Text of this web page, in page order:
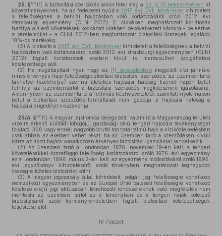
25. § 96 (1) A biztosítási szerződés akkor felel meg a 24. § (1) bekezdésében írt
követelményeknek, ha az fedezetet nyújt a 2017. évi CVII. törvénnyel kihirdetett
a felelősségnek a belvízi hajózásban való korlátozásáról szóló 2012. évi
strasbourgi egyezmény (CLNI 2012) 2. cikkében meghatározott korlátozás
hatálya alá eső követelések kockázati körében bekövetkezett károkra – beleértve
a sérelemdíjat – a CLNI 2012-ben meghatározott biztosítási összegek legalább
10%-os mértékéig.
(2) A biztosító a 2017. évi CVII. törvénnyel kihirdetett a felelősségnek a belvízi
hajózásban való korlátozásáról szóló 2012. évi strasbourgi egyezményben (CLNI
2012) foglalt korlátozások esetein kívül is mentesülhet szolgáltatási
kötelezettsége alól.
(3) Ha megállapítást nyer, hogy az (1) bekezdésben megjelölt vízi járműre
nincs érvényes hajó-felelősségbiztosítási biztosítási szerződés, az üzembentartó
lakhelye (székhelye) szerinti illetékes hajózási hatóság tizenöt napon belül
felhívja az üzembentartót a biztosítási szerződés megkötésének igazolására.
Amennyiben az üzembentartó a felhívás kézhezvételétől számított nyolc napon
belül a biztosítási szerződés fennállását nem igazolja, a hajózási hatóság a
hajózási engedélyt visszavonja.
25/A. § 97 (1) A magyar lajstromba bejegyzett, valamint a Magyarország területi
vizeire érkező külföldi lobogójú, gazdasági célú tengeri hajózási tevékenységet
folytató, 300 vagy ennél nagyobb bruttó tonnatartalmú hajó a víziközlekedésben
csak abban az esetben vehet részt, ha az üzemben tartó a szerződésen kívüli
kárra az adott hajóra vonatkozóan érvényes biztosítási igazolással rendelkezik.
(2) Az üzemben tartó a Londonban, 1976. november 19-én kelt, a tengeri
követelésekkel összefüggő felelősség korlátozásáról szóló 1976. évi egyezmény
és a Londonban, 1996. május 2-án kelt, az egyezmény módosításáról szóló 1996.
évi jegyzőkönyv kihirdetéséről szóló törvényben meghatározott legnagyobb
összegre köteles biztosítást kötni.
(3) A magyar jogszabály által kihirdetett, polgári jogi felelősségre vonatkozó
nemzetközi egyezményben és az Európai Unió baleseti felelősségre vonatkozó
kötelező erejű jogi aktusában létrehozott rendszereknek való megfelelés nem
mentesíti az üzemben tartót az e törvényben és a tengeri hajók kötelező
biztosításáról szóló kormányrendeletben foglalt biztosítási kötelezettségek
teljesítése alól.
IV. Fejezet